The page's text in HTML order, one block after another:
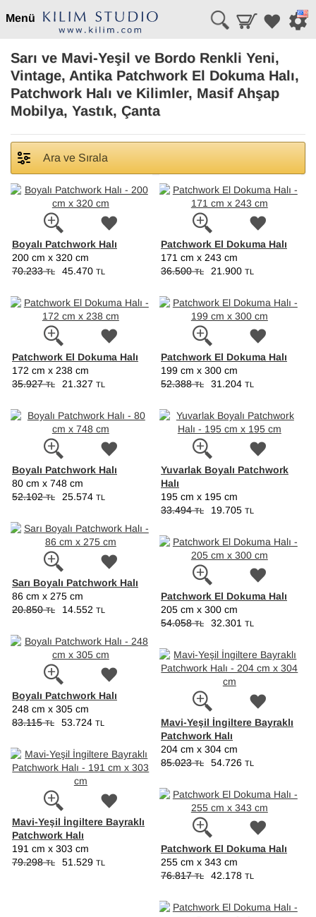
Menü
Sarı ve Mavi-Yeşil ve Bordo Renkli Yeni,
Vintage, Antika Patchwork El Dokuma Halı,
Patchwork Halı ve Kilimler, Masif Ahşap
Mobilya, Yastık, Çanta
Ara ve Sırala
Boyalı Patchwork Halı
200 cm x 320 cm
70.233TL 45.470 TL
Patchwork El Dokuma Halı
171 cm x 243 cm
36.500TL 21.900 TL
Patchwork El Dokuma Halı
172 cm x 238 cm
35.927TL 21.327 TL
Patchwork El Dokuma Halı
199 cm x 300 cm
52.388TL 31.204 TL
Boyalı Patchwork Halı
80 cm x 748 cm
52.102TL 25.574 TL
Yuvarlak Boyalı Patchwork
Halı
195 cm x 195 cm
33.494TL 19.705 TL
Sarı Boyalı Patchwork Halı
86 cm x 275 cm
20.850TL 14.552 TL
Patchwork El Dokuma Halı
205 cm x 300 cm
54.058TL 32.301 TL
Boyalı Patchwork Halı
248 cm x 305 cm
83.115TL 53.724 TL
Mavi-Yeşil İngiltere Bayraklı
Patchwork Halı
204 cm x 304 cm
85.023TL 54.726 TL
Mavi-Yeşil İngiltere Bayraklı
Patchwork Halı
191 cm x 303 cm
79.298TL 51.529 TL
Patchwork El Dokuma Halı
255 cm x 343 cm
76.817TL 42.178 TL